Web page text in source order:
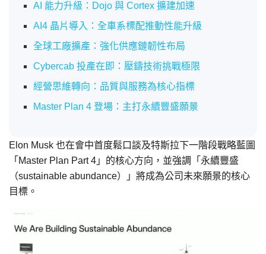
AI 能力升級：Dojo 與 Cortex 擴建加速
AI4 晶片導入：全車系標配推動性能升級
全球工廠擴產：強化供應鏈韌性布局
Cybercab 投產在即：壓鑄技術挑戰極限
經營思維轉向：品質與服務為核心指標
Master Plan 4 登場：主打永續豐盛願景
Elon Musk 也在會中首度鬆口談及特斯拉下一階段戰略藍圖
「Master Plan Part 4」的核心方向，並強調「永續豐盛
（sustainable abundance）」將成為公司未來願景的核心
目標。